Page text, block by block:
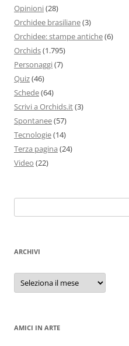
Opinioni(28)
Orchidee brasiliane(3)
Orchidee: stampe antiche(6)
Orchids(1.795)
Personaggi(7)
Quiz(46)
Schede(64)
Scrivi a Orchids.it(3)
Spontanee(57)
Tecnologie(14)
Terza pagina (24)
Video (22)
per:
ARCHIVI
Archivi
AMICI IN ARTE